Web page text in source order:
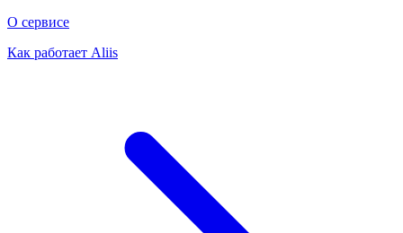
О сервисе
Как работает Aliis